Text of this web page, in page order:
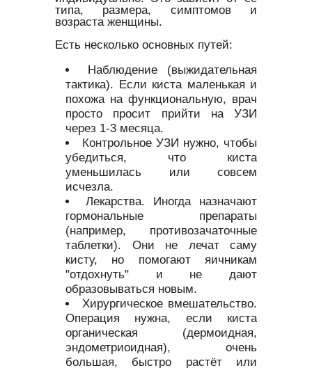
типа, размера, симптомов и
возраста женщины.
Есть несколько основных путей:
Наблюдение (выжидательная
тактика). Если киста маленькая и
похожа на функциональную, врач
просто просит прийти на УЗИ
через 1-3 месяца.
Контрольное УЗИ нужно, чтобы
убедиться, что киста
уменьшилась или совсем
исчезла.
Лекарства. Иногда назначают
гормональные препараты
(например, противозачаточные
таблетки). Они не лечат саму
кисту, но помогают яичникам
"отдохнуть" и не дают
образовываться новым.
Хирургическое вмешательство.
Операция нужна, если киста
органическая (дермоидная,
эндометриоидная), очень
большая, быстро растёт или